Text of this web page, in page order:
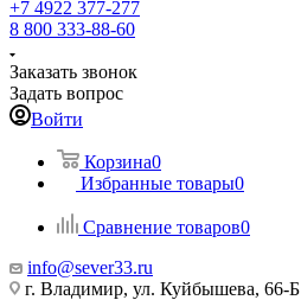
+7 4922 377-277
8 800 333-88-60
Заказать звонок
Задать вопрос
Войти
Корзина0
Избранные товары0
Сравнение товаров0
info@sever33.ru
г. Владимир, ул. Куйбышева, 66-Б